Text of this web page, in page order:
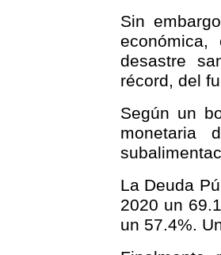
Sin
desastre
récord, del
Según un
monetaria
La Deuda
2020 un
un 57.4%.